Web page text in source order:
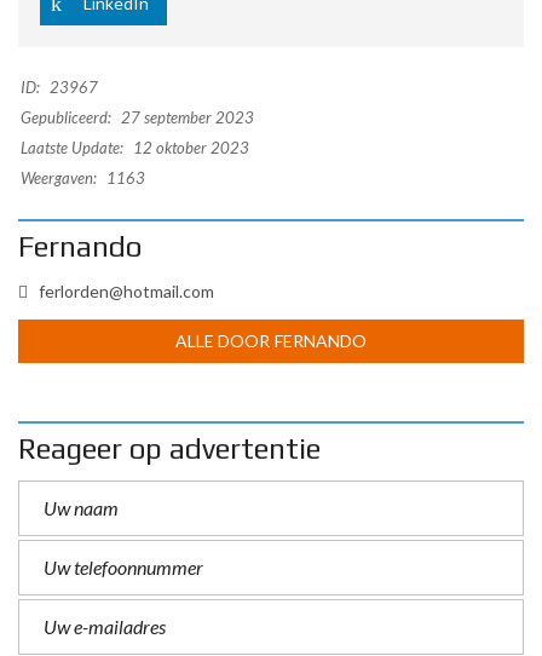
ID: 23967
Gepubliceerd: 27 september 2023
Laatste Update:
12 oktober 2023
Weergaven:
1163
Fernando
ferlorden@hotmail.com
ALLE DOOR FERNANDO
Reageer op advertentie